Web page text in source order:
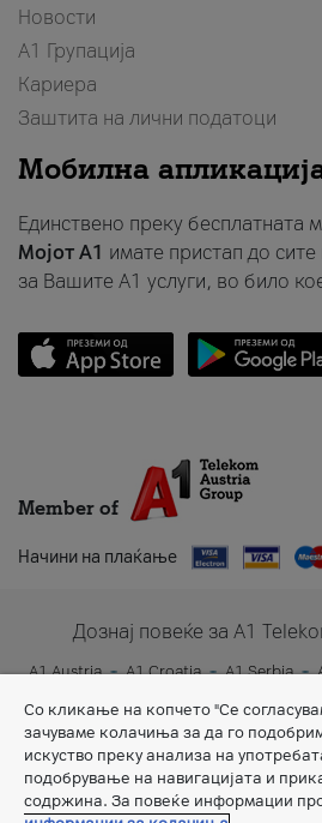
Новости
А1 Групација
Кариера
Заштита на лични податоци
Мобилна
Единствено преку бесплатната
Мојот A1 имате пристап до
за Вашите A1 услуги, во било
Member of
Начини на плаќање
Дознај повеќе за A1
A1 Austria A1 Croatia A1 Serbia
Со кликање на копчето "Се
зачуваме колачиња за да го
искуство преку анализа на
подобрување на навигацијата и
содржина. За повеќе информации